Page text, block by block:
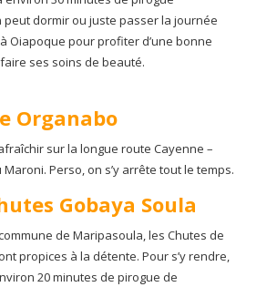
peut dormir ou juste passer la journée
Oiapoque pour profiter d’une bonne
ses soins de beauté.
Organabo
sur la longue route Cayenne –
Perso, on s’y arrête tout le temps.
Gobaya Soula
de Maripasoula, les Chutes de
propices à la détente. Pour s’y rendre,
20 minutes de pirogue de